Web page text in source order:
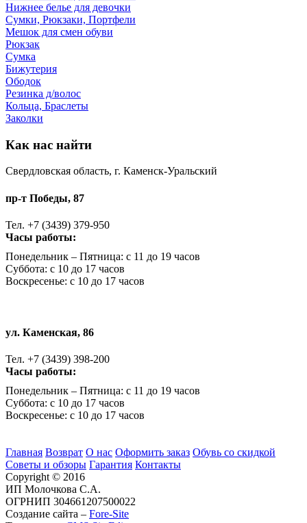
Нижнее белье для девочки
Сумки, Рюкзаки, Портфели
Мешок для смен обуви
Рюкзак
Сумка
Бижутерия
Ободок
Резинка д/волос
Кольца, Браслеты
Заколки
Как нас найти
Свердловская область, г. Каменск-Уральский
пр-т Победы, 87
Тел. +7 (3439) 379-950
Часы работы:
Понедельник – Пятница: с 11 до 19 часов
Суббота: с 10 до 17 часов
Воскресенье: с 10 до 17 часов
ул. Каменская, 86
Тел. +7 (3439) 398-200
Часы работы:
Понедельник – Пятница: с 11 до 19 часов
Суббота: с 10 до 17 часов
Воскресенье: с 10 до 17 часов
Главная Возврат О нас Оформить заказ Обувь со скидкой
Советы и обзоры Гарантия Контакты
Copyright © 2016
ИП Молочкова С.А.
ОГРНИП 304661207500022
Создание сайта – Fore-Site